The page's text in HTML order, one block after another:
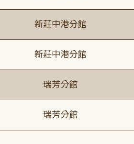
新莊中港分館
新莊中港分館
瑞芳分館
瑞芳分館